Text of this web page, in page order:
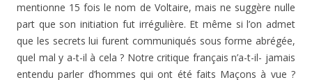
mentionne 15 fois le nom de Voltaire, mais ne suggère nulle
part que son initiation fut irrégulière. Et même si l’on admet
que les secrets lui furent communiqués sous forme abrégée,
quel mal y a-t-il à cela ? Notre critique français n’a-t-il- jamais
entendu parler d’hommes qui ont été faits Maçons à vue ?